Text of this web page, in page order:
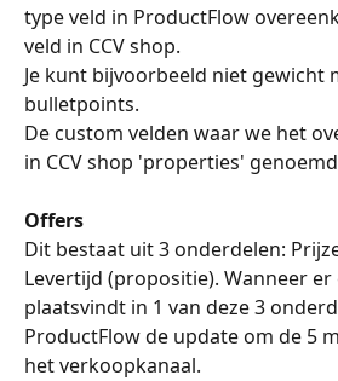
type veld in ProductFlow
veld in CCV shop.
Je kunt bijvoorbeeld niet gewicht
bulletpoints.
De custom velden waar we het
in CCV shop 'properties'
Offers
Dit bestaat uit 3 onderdelen:
Levertijd (propositie). Wanneer
plaatsvindt in 1 van deze 3
ProductFlow de update om de 5
het verkoopkanaal.